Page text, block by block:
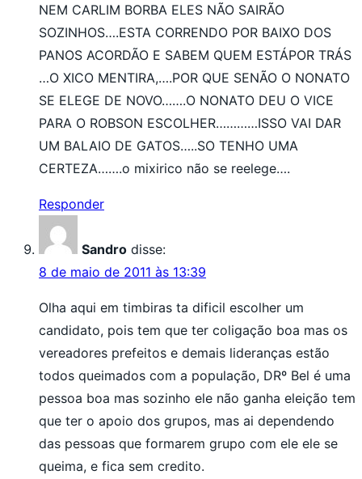
NEM CARLIM BORBA ELES NÃO SAIRÃO
SOZINHOS….ESTA CORRENDO POR BAIXO DOS
PANOS ACORDÃO E SABEM QUEM ESTÁPOR TRÁS
…O XICO MENTIRA,….POR QUE SENÃO O NONATO
SE ELEGE DE NOVO…….O NONATO DEU O VICE
PARA O ROBSON ESCOLHER…………ISSO VAI DAR
UM BALAIO DE GATOS…..SO TENHO UMA
CERTEZA…….o mixirico não se reelege….
Responder
Sandro disse:
8 de maio de 2011 às 13:39
Olha aqui em timbiras ta dificil escolher um
candidato, pois tem que ter coligação boa mas os
vereadores prefeitos e demais lideranças estão
todos queimados com a população, DRº Bel é uma
pessoa boa mas sozinho ele não ganha eleição tem
que ter o apoio dos grupos, mas ai dependendo
das pessoas que formarem grupo com ele ele se
queima, e fica sem credito.